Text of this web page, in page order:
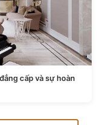
cấp và sự hoàn